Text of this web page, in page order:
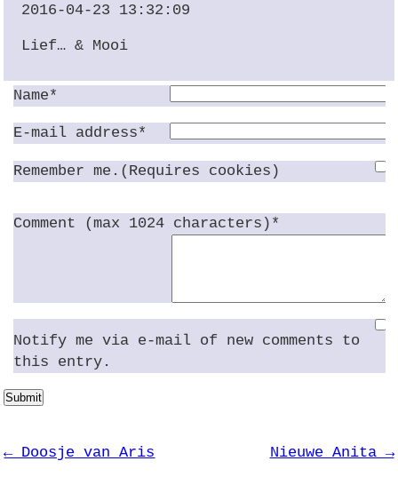
2016-04-23 13:32:09
Lief… & Mooi
Name*
E-mail address*
Remember me.(Requires cookies)
Comment (max 1024 characters)*
Notify me via e-mail of new comments to
this entry.
Submit
← Doosje van Aris Nieuwe Anita →